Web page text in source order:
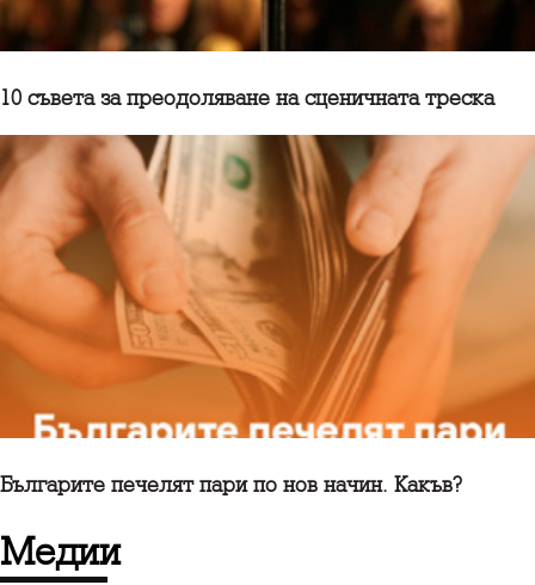
10 съветa за преодоляване на сценичната треска
Българите печелят пари по нов начин. Какъв?
медии